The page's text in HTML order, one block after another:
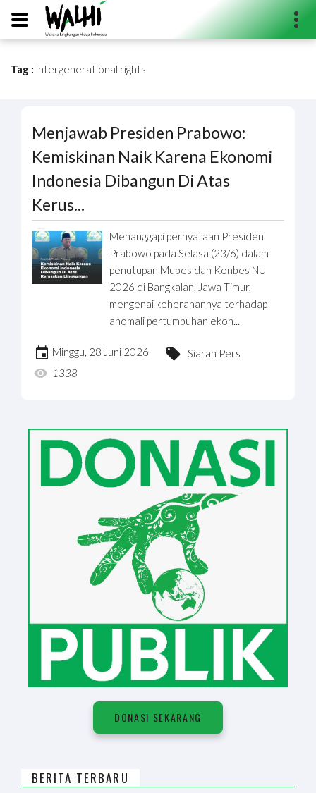
Search...
Tag : intergenerational rights
Menjawab Presiden Prabowo:
Kemiskinan Naik Karena Ekonomi
Indonesia Dibangun Di Atas
Kerus...
Menanggapi pernyataan Presiden
Prabowo pada Selasa (23/6) dalam
penutupan Mubes dan Konbes NU
2026 di Bangkalan, Jawa Timur,
mengenai keheranannya terhadap
anomali pertumbuhan ekon...
Minggu, 28 Juni 2026
Siaran Pers
1338
DONASI SEKARANG
BERITA TERBARU